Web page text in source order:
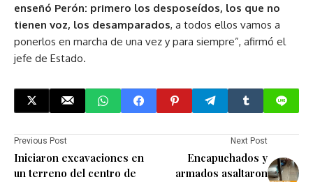
enseñó Perón: primero los desposeídos, los que no
tienen voz, los desamparados, a todos ellos vamos a
ponerlos en marcha de una vez y para siempre”, afirmó el
jefe de Estado.
Previous Post
Iniciaron excavaciones en
un terreno del centro de
Next Post
Encapuchados y
armados asaltaron